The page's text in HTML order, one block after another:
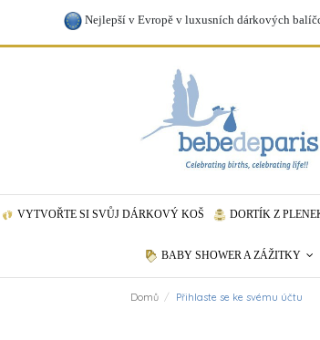
Nejlepší v Evropě v luxusních dárkových
VYTVOŘTE SI SVŮJ DÁRKOVÝ KOŠ DORTÍK Z
BABY SHOWER A ZÁŽITKY
Domů Přihlaste se ke svému účtu